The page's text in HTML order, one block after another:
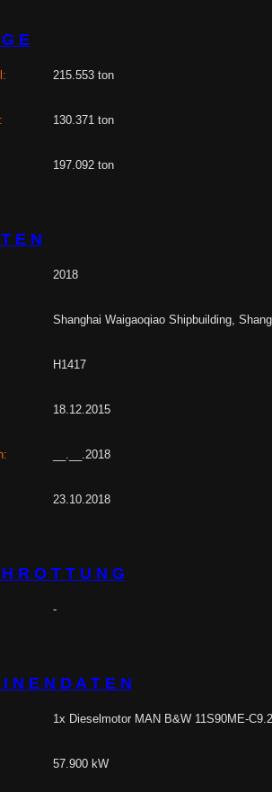
E
215.553 ton
130.371 ton
197.092 ton
E N
2018
Shanghai Waigaoqiao Shipbuilding,
H1417
18.12.2015
__.__.2018
23.10.2018
R O T T U N G
-
N E N D A T E N
1x Dieselmotor MAN B&W 11S90ME-C9.2
57.900 kW